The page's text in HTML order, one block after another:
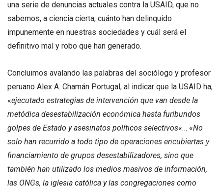
una serie de denuncias actuales contra la USAID, que no
sabemos, a ciencia cierta, cuánto han delinquido
impunemente en nuestras sociedades y cuál será el
definitivo mal y robo que han generado.
Concluimos avalando las palabras del sociólogo y profesor
peruano Alex A. Chamán Portugal, al indicar que la USAID ha,
«ejecutado estrategias de intervención que van desde la
metódica desestabilización económica hasta furibundos
golpes de Estado y asesinatos políticos selectivos«… «No
solo han recurrido a todo tipo de operaciones encubiertas y
financiamiento de grupos desestabilizadores, sino que
también han utilizado los medios masivos de información,
las ONGs, la iglesia católica y las congregaciones como